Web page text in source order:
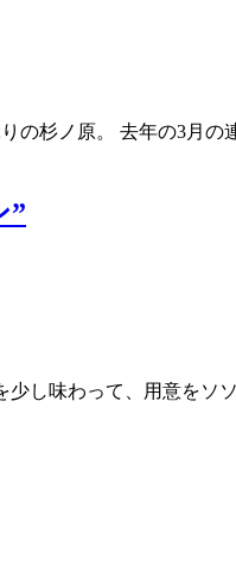
杉ノ原。 去年の3月
”
し味わって、用意をソ